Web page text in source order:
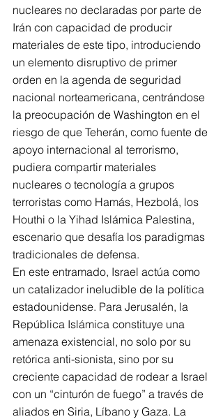
nucleares no declaradas por parte de
Irán con capacidad de producir
materiales de este tipo, introduciendo
un elemento disruptivo de primer
orden en la agenda de seguridad
nacional norteamericana, centrándose
la preocupación de Washington en el
riesgo de que Teherán, como fuente de
apoyo internacional al terrorismo,
pudiera compartir materiales
nucleares o tecnología a grupos
terroristas como Hamás, Hezbolá, los
Houthi o la Yihad Islámica Palestina,
escenario que desafía los paradigmas
tradicionales de defensa.
En este entramado, Israel actúa como
un catalizador ineludible de la política
estadounidense. Para Jerusalén, la
República Islámica constituye una
amenaza existencial, no solo por su
retórica anti-sionista, sino por su
creciente capacidad de rodear a Israel
con un “cinturón de fuego” a través de
aliados en Siria, Líbano y Gaza. La